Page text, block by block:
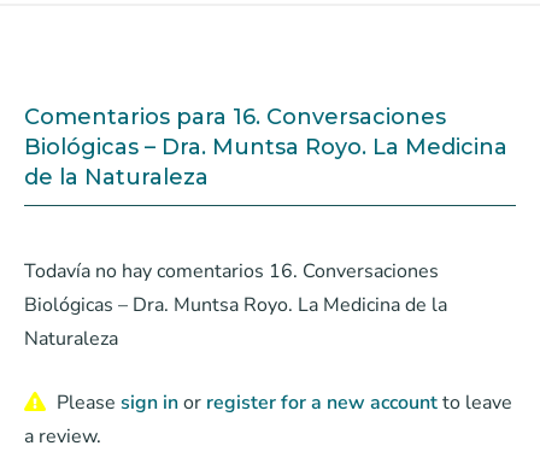
Comentarios para 16. Conversaciones
Biológicas – Dra. Muntsa Royo. La Medicina
de la Naturaleza
Todavía no hay comentarios 16. Conversaciones
Biológicas – Dra. Muntsa Royo. La Medicina de la
Naturaleza
Please sign inor register for a new accountto leave
a review.